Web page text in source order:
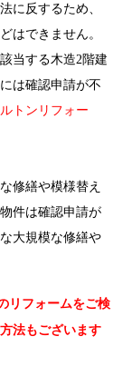
に反するため、
はできません。
当する木造2階建
は確認申請が不
トンリフォー
修繕や模様替え
件は確認申請が
大規模な修繕や
リフォームをご検
法もございます